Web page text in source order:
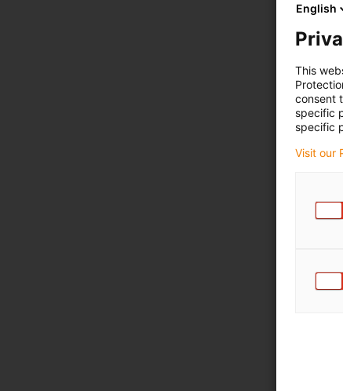
English
This
consent
specific
specific
Visit our